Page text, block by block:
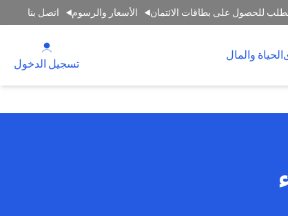
للحصول على بطاقات الائتمان الأسعار والرسوم اتصل بنا
الحياة والمال
تسجيل الدخول